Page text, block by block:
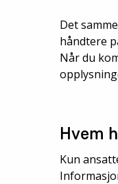
Det
håndtere
Når du
Hvem
Kun